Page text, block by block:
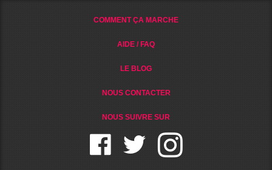
COMMENT ÇA MARCHE
AIDE / FAQ
LE BLOG
NOUS CONTACTER
NOUS SUIVRE SUR